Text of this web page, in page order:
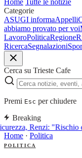
Home Tutte le notizie
Categorie
ASUGI informaAppelli
abbiamo provato per voi
LavoroPoliticaRegione
RicercaSegnalazioni
Cerca su Trieste Cafe
Premi Esc per chiudere
Breaking
Renzi: "Rischio
Home · Politica
POLITICA